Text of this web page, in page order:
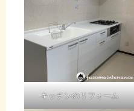
キッチンのリフォーム